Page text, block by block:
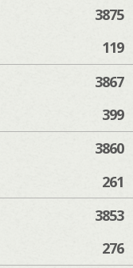
3875
119
3867
399
3860
261
3853
276